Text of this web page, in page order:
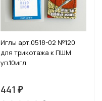
Иглы арт.0518-02 №120
для трикотажа к ПШМ
уп.10игл
441 ₽